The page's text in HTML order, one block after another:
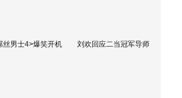
丝男士4>爆笑开机 刘欢回应二当冠军导师